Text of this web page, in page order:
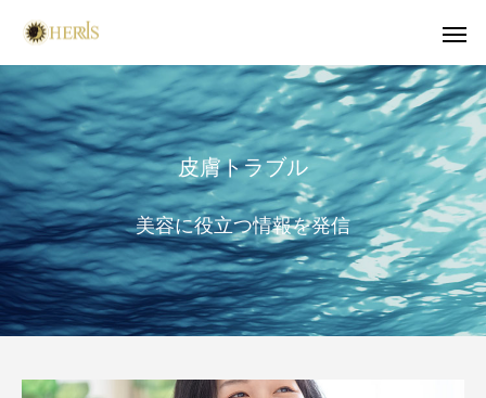
皮膚トラブル
美容に役立つ情報を発信